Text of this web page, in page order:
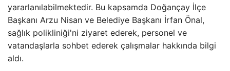
yararlanılabilmektedir. Bu kapsamda Doğançay İlçe
Başkanı Arzu Nisan ve Belediye Başkanı İrfan Önal,
sağlık polikliniği'ni ziyaret ederek, personel ve
vatandaşlarla sohbet ederek çalışmalar hakkında bilgi
aldı.